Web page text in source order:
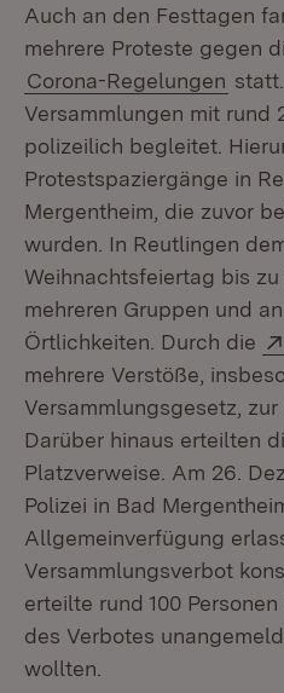
Auch an den Festtagen
mehrere Proteste gegen
Corona-Regelungen
Versammlungen mit rund
polizeilich begleitet.
Protestspaziergänge in
Mergentheim, die zuvor
wurden. In Reutlingen
Weihnachtsfeiertag bis zu
mehreren Gruppen und
Örtlichkeiten. Durch die
mehrere Verstöße,
Versammlungsgesetz,
Darüber hinaus erteilten
Platzverweise. Am 26.
Polizei in Bad
Allgemeinverfügung
Versammlungsverbot
erteilte rund 100
des Verbotes
wollten.